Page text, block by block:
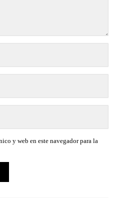
y web en este navegador para la